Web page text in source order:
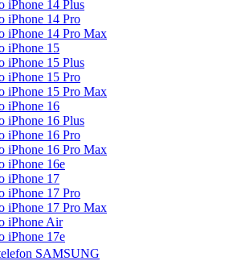
iPhone 14 Plus
iPhone 14 Pro
iPhone 14 Pro Max
iPhone 15
iPhone 15 Plus
iPhone 15 Pro
iPhone 15 Pro Max
iPhone 16
iPhone 16 Plus
iPhone 16 Pro
iPhone 16 Pro Max
iPhone 16e
iPhone 17
iPhone 17 Pro
iPhone 17 Pro Max
iPhone Air
iPhone 17e
SAMSUNG